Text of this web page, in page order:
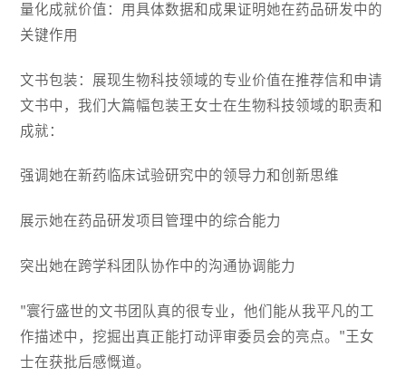
量化成就价值：用具体数据和成果证明她在药品研发中的
关键作用
文书包装：展现生物科技领域的专业价值在推荐信和申请
文书中，我们大篇幅包装王女士在生物科技领域的职责和
成就：
强调她在新药临床试验研究中的领导力和创新思维
展示她在药品研发项目管理中的综合能力
突出她在跨学科团队协作中的沟通协调能力
"寰行盛世的文书团队真的很专业，他们能从我平凡的工
作描述中，挖掘出真正能打动评审委员会的亮点。"王女
士在获批后感慨道。